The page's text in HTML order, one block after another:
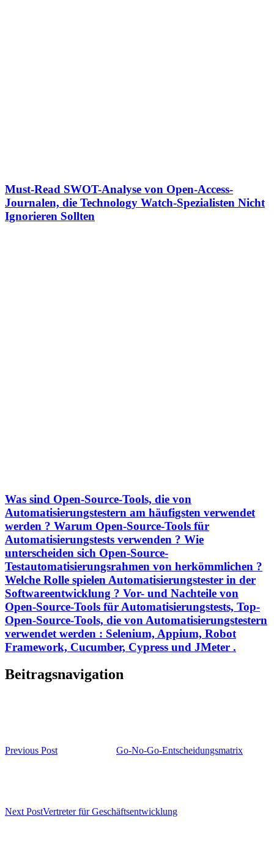
Must-Read SWOT-Analyse von Open-Access-
Journalen, die Technology Watch-Spezialisten Nicht
Ignorieren Sollten
Was sind Open-Source-Tools, die von
Automatisierungstestern am häufigsten verwendet
werden ? Warum Open-Source-Tools für
Automatisierungstests verwenden ? Wie
unterscheiden sich Open-Source-
Testautomatisierungsrahmen von herkömmlichen ?
Welche Rolle spielen Automatisierungstester in der
Softwareentwicklung ? Vor- und Nachteile von
Open-Source-Tools für Automatisierungstests, Top-
Open-Source-Tools, die von Automatisierungstestern
verwendet werden : Selenium, Appium, Robot
Framework, Cucumber, Cypress und JMeter .
Beitragsnavigation
Previous Post Go-No-Go-Entscheidungsmatrix
Next PostVertreter für Geschäftsentwicklung